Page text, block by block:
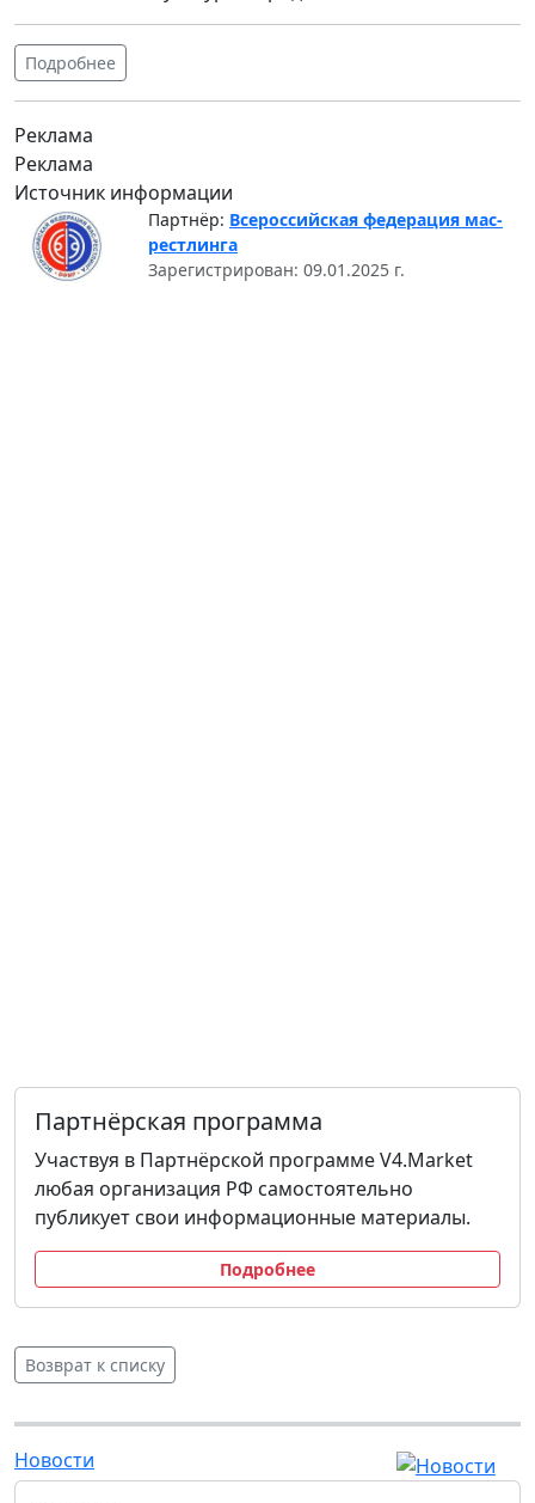
Подробнее
Реклама
Реклама
Источник информации
Партнёр: Всероссийская федерация мас-
рестлинга
Зарегистрирован: 09.01.2025 г.
Партнёрская программа
Участвуя в Партнёрской программе V4.Market
любая организация РФ самостоятельно
публикует свои информационные материалы.
Подробнее
Возврат к списку
Новости